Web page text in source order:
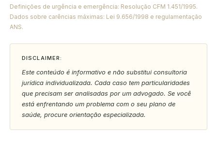
Definições de urgência e emergência: Resolução CFM 1.451/1995.
Dados sobre carências máximas: Lei 9.656/1998 e regulamentação
ANS.
DISCLAIMER:
Este conteúdo é informativo e não substitui consultoria
jurídica individualizada. Cada caso tem particularidades
que precisam ser analisadas por um advogado. Se você
está enfrentando um problema com o seu plano de
saúde, procure orientação especializada.